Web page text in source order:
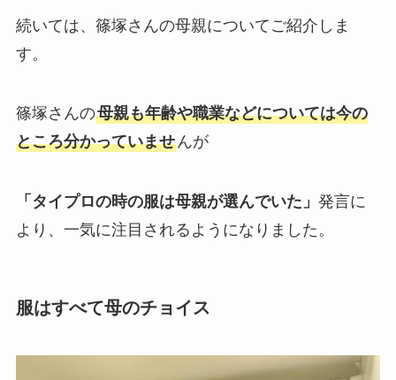
続いては、篠塚さんの母親についてご紹介しま
す。
篠塚さんの母親も年齢や職業などについては今の
ところ分かっていませんが
「タイプロの時の服は母親が選んでいた」 発言に
より、一気に注目されるようになりました。
服はすべて母のチョイス